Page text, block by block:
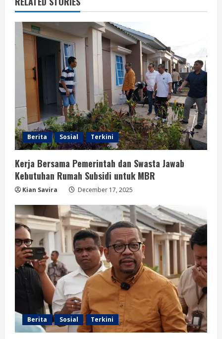
Berita Sosial Terkini
Kerja Bersama Pemerintah dan Swasta Jawab
Kebutuhan Rumah Subsidi untuk MBR
Kian Savira December 17, 2025
Berita Sosial Terkini